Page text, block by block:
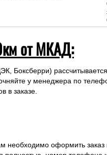
от МКАД:
Боксберри)
у менеджера по
в заказе.
необходимо оформить